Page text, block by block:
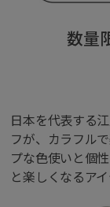
数量
日本を代表する
フが、カラフル
プな色使いと個
と楽しくなるアイ